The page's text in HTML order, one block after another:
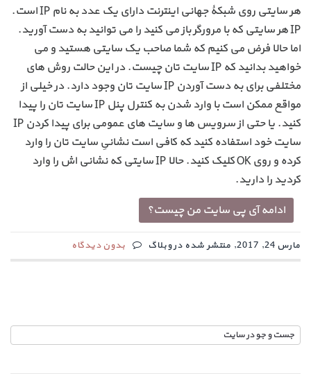
هر سایتی روی شبکۀ جهانی اینترنت دارای یک عدد به نام IP است.
IP هر سایتی که با مرورگر باز می کنید را می توانید به دست آورید.
اما حالا فرض می کنیم که شما صاحب یک سایتی هستید و می
خواهید بدانید که IP سایت تان چیست. در این حالت روش های
مختلفی برای به دست آوردن IP سایت تان وجود دارد. در خیلی از
مواقع ممکن است با وارد شدن به کنترل پنل IP سایت تان را پیدا
کنید. یا حتی از سرویس ها و سایت های عمومی برای پیدا کردن IP
سایت خود استفاده کنید که کافی است نشانیِ سایت تان را وارد
کرده و روی OK کلیک کنید. حالا IP سایتی که نشانی اش را وارد
کردید را دارید.
ادامه آی پی سایت من چیست؟
مارس 24, 2017, منتشر شده در وبلاگ بدون دیدگاه